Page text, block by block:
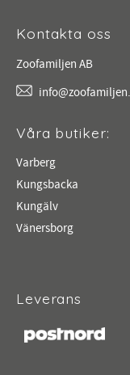
Kontakta oss
Zoofamiljen AB
Våra butiker:
Varberg
Kungsbacka
Kungälv
Vänersborg
Leverans